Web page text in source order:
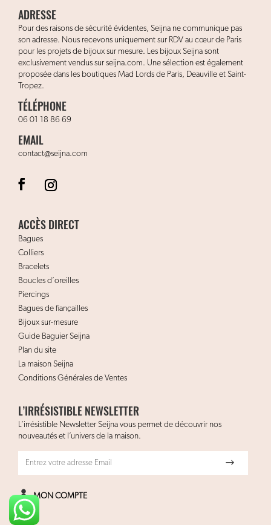
ADRESSE
Pour des raisons de sécurité évidentes, Seijna ne communique pas
son adresse. Nous recevons uniquement sur RDV au cœur de Paris
pour les projets de bijoux sur mesure. Les bijoux Seijna sont
exclusivement vendus sur seijna.com. Une sélection est également
proposée dans les boutiques Mad Lords de Paris, Deauville et Saint-
Tropez.
TÉLÉPHONE
06 01 18 86 69
EMAIL
contact@seijna.com
ACCÈS DIRECT
Bagues
Colliers
Bracelets
Boucles d’oreilles
Piercings
Bagues de fiançailles
Bijoux sur-mesure
Guide Baguier Seijna
Plan du site
La maison Seijna
Conditions Générales de Ventes
L’IRRÉSISTIBLE NEWSLETTER
L’irrésistible Newsletter Seijna vous permet de découvrir nos
nouveautés et l’univers de la maison.
MON COMPTE